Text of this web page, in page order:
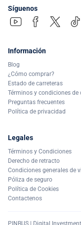
Síguenos
Información
Blog
¿Cómo comprar?
Estado de carreteras
Términos y condiciones de
Preguntas frecuentes
Política de privacidad
Legales
Términos y Condiciones
Derecho de retracto
Condiciones generales de
Póliza de seguro
Política de Cookies
Contactenos